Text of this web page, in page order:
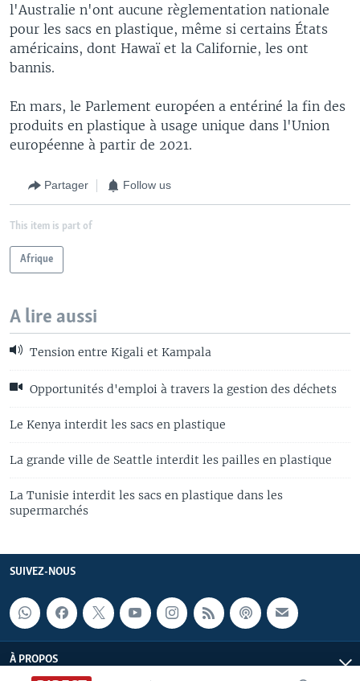
l'Australie n'ont aucune règlementation nationale
pour les sacs en plastique, même si certains États
américains, dont Hawaï et la Californie, les ont
bannis.
En mars, le Parlement européen a entériné la fin des
produits en plastique à usage unique dans l'Union
européenne à partir de 2021.
Partager Follow us
This item is part of
Afrique
A lire aussi
Tension entre Kigali et Kampala
Opportunités d'emploi à travers la gestion des déchets
Le Kenya interdit les sacs en plastique
La grande ville de Seattle interdit les pailles en plastique
La Tunisie interdit les sacs en plastique dans les
supermarchés
SUIVEZ-NOUS
À PROPOS